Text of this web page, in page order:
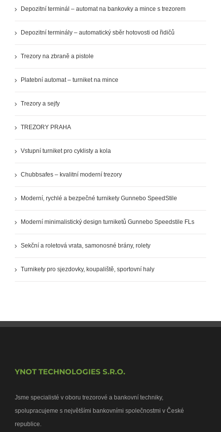
Depozitní terminál – automat na bankovky a mince s trezorem
Depozitní terminály – automatický sběr hotovosti od řidičů
Trezory na zbraně a pistole
Platební automat – turniket na mince
Trezory a sejfy
TREZORY PRAHA
Vstupní turniket pro cyklisty a kola
Chubbsafes – kvalitní moderní trezory
Moderní, rychlé a bezpečné turnikety Gunnebo SpeedStile
Moderní minimalistický design turniketů Gunnebo Speedstile FLs
Sekční a roletová vrata, samonosné brány, rolety
Turnikety pro sjezdovky, koupaliště, sportovní haly
YNOT TECHNOLOGIES S.R.O.
Jsme specialisté v oboru trezorové a bankovní techniky,
spolupracujeme s největšími bankovními společnostmi v České
republice.